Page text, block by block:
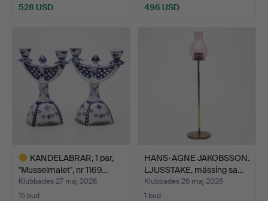
528 USD 496 USD
KANDELABRAR, 1 par,
"Musselmalet", nr 1169…
Klubbades 27 maj 2026
15 bud
HANS-AGNE JAKOBSSON.
LJUSSTAKE, mässing sa…
Klubbades 26 maj 2026
1 bud